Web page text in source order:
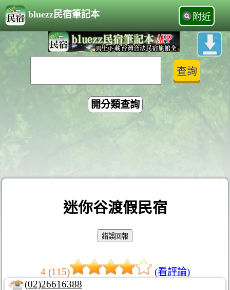
bluezz民宿筆記本 附近
開分類查詢
迷你谷渡假民宿
4 (115)
(看評論)
(02)26616388